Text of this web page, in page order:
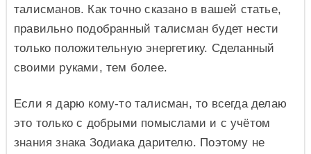
талисманов. Как точно сказано в вашей статье,
правильно подобранный талисман будет нести
только положительную энергетику. Сделанный
своими руками, тем более.
Если я дарю кому-то талисман, то всегда делаю
это только с добрыми помыслами и с учётом
знания знака Зодиака дарителю. Поэтому не